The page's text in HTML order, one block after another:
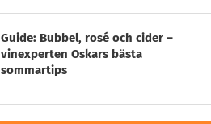
Guide: Bubbel, rosé och cider –
vinexperten Oskars bästa
sommartips